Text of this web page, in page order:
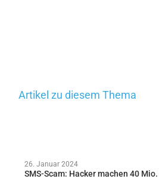
Artikel zu diesem Thema
26. Januar 2024
SMS-Scam: Hacker machen 40